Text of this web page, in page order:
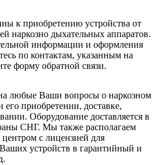
к приобретению устройства от
наркозно дыхательных аппаратов.
информации и оформления
по контактам, указанным на
форму обратной связи.
любые Ваши вопросы о наркозном
его приобретении, доставке,
Оборудование доставляется в
СНГ. Мы также располагаем
с лицензией для
устройств в гарантийный и